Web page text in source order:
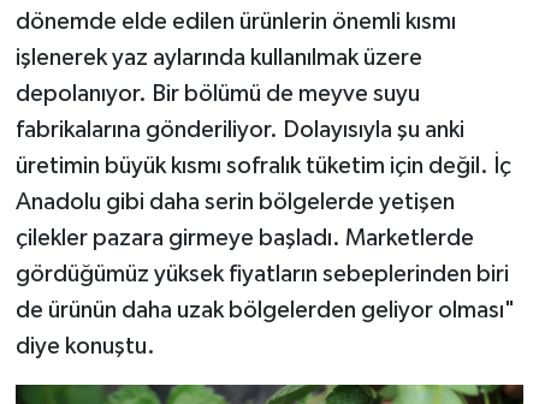
dönemde elde edilen ürünlerin önemli kısmı
işlenerek yaz aylarında kullanılmak üzere
depolanıyor. Bir bölümü de meyve suyu
fabrikalarına gönderiliyor. Dolayısıyla şu anki
üretimin büyük kısmı sofralık tüketim için değil. İç
Anadolu gibi daha serin bölgelerde yetişen
çilekler pazara girmeye başladı. Marketlerde
gördüğümüz yüksek fiyatların sebeplerinden biri
de ürünün daha uzak bölgelerden geliyor olması"
diye konuştu.